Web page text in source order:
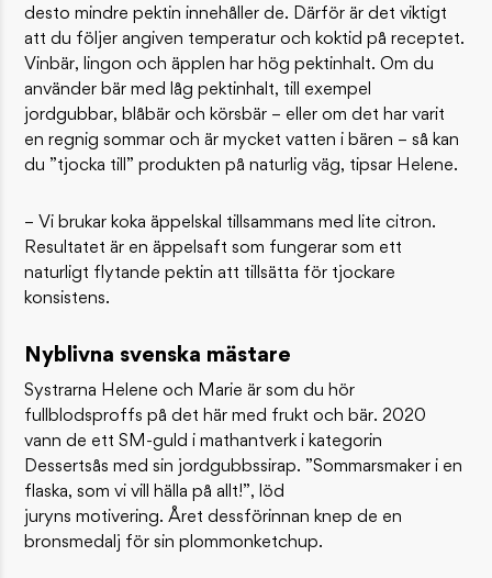
desto mindre pektin innehåller de. Därför är det viktigt
att du följer angiven temperatur och koktid på receptet.
Vinbär, lingon och äpplen har hög pektinhalt. Om du
använder bär med låg pektinhalt, till exempel
jordgubbar, blåbär och körsbär – eller om det har varit
en regnig sommar och är mycket vatten i bären – så kan
du ”tjocka till” produkten på naturlig väg, tipsar Helene.
– Vi brukar koka äppelskal tillsammans med lite citron.
Resultatet är en äppelsaft som fungerar som ett
naturligt flytande pektin att tillsätta för tjockare
konsistens.
Nyblivna svenska mästare
Systrarna Helene och Marie är som du hör
fullblodsproffs på det här med frukt och bär. 2020
vann de ett SM-guld i mathantverk i kategorin
Dessertsås med sin jordgubbssirap. ”Sommarsmaker i en
flaska, som vi vill hälla på allt!”, löd
juryns motivering. Året dessförinnan knep de en
bronsmedalj för sin plommonketchup.